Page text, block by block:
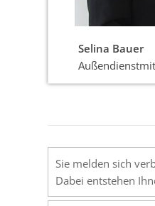
Selina Bauer
Sie melden sich
Dabei entstehen